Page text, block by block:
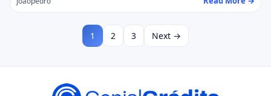
1 2 3 Next →